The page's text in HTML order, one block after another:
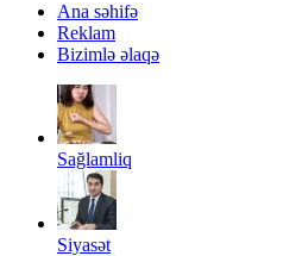
Ana səhifə
Reklam
Bizimlə əlaqə
Sağlamliq
Siyasət